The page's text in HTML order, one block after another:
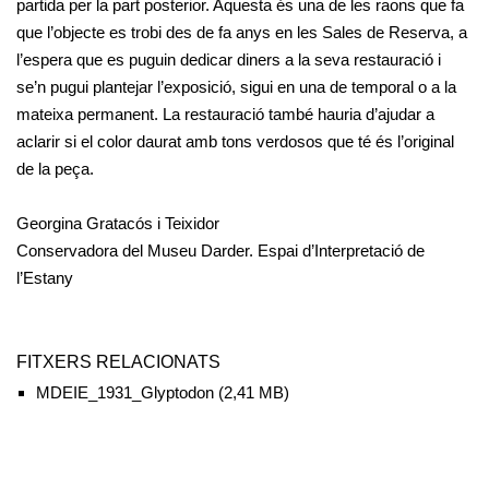
partida per la part posterior. Aquesta és una de les raons que fa
que l’objecte es trobi des de fa anys en les Sales de Reserva, a
l’espera que es puguin dedicar diners a la seva restauració i
se’n pugui plantejar l’exposició, sigui en una de temporal o a la
mateixa permanent. La restauració també hauria d’ajudar a
aclarir si el color daurat amb tons verdosos que té és l’original
de la peça.
Georgina Gratacós i Teixidor
Conservadora del Museu Darder. Espai d’Interpretació de
l’Estany
FITXERS RELACIONATS
MDEIE_1931_Glyptodon (2,41 MB)